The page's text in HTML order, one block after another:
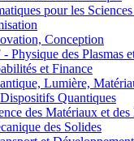
pour les
Conception
des Plasmas
et Finance
Lumière,
Quantiques
des Matériaux et des
des Solides